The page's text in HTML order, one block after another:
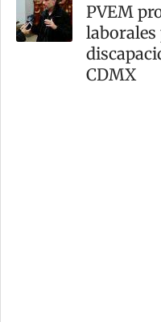
PVEM
laborales
CDMX